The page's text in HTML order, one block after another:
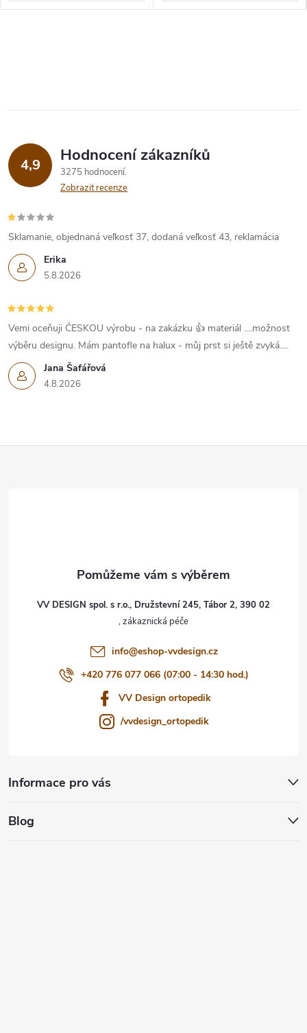
4,9 Hodnocení zákazníků
3275 hodnocení
Zobrazit recenze
Erika
5.8.2026
Sklamanie, objednaná veľkosť 37, dodaná veľkosť 43, reklamácia
Jana Šafářová
4.8.2026
Vemi oceňuji ČESKOU výrobu - na zakázku 👍 materiál ....možnost
výběru designu. Mám pantofle na halux - můj prst si ještě zvyká....
VV DESIGN spol. s r.o., Družstevní 245, Tábor 2, 390 02
info@eshop-vvdesign.cz
+420 776 077 066 (07:00 - 14:30 hod.)
VV Design ortopedik
/vvdesign_ortopedik
Informace pro vás
Blog